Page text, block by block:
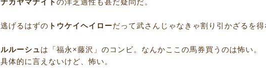
ナカヤマナイトの洋芝適性も甚だ疑問だ。
逃げるはずの トウケイヘイローだって武さんじゃなきゃ割り引かざるを
ルルーシュは「福永×藤沢」のコンビ。なんかここの馬券買うのは怖い。
具体的に言えないけど、怖い。